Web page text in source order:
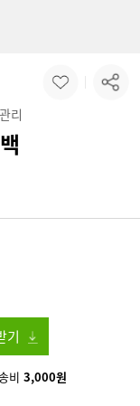
리
기
비 3,000원